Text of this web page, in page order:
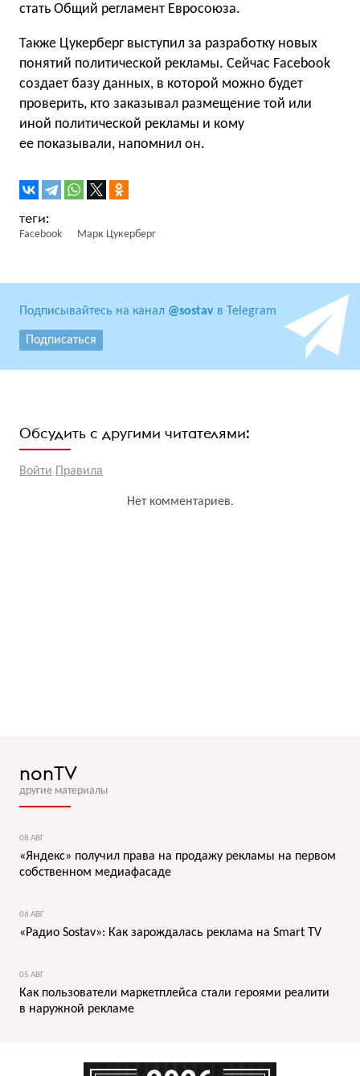
стать Общий регламент Евросоюза.
Также Цукерберг выступил за разработку новых
понятий политической рекламы. Сейчас Facebook
создает базу данных, в которой можно будет
проверить, кто заказывал размещение той или
иной политической рекламы и кому
ее показывали, напомнил он.
Facebook Марк Цукерберг
Подписывайтесь на канал @sostav в Telegram
Подписаться
Обсудить с другими читателями:
Войти Правила
Нет комментариев.
nonTV
другие материалы
08 АВГ
«Яндекс» получил права на продажу рекламы на первом
собственном медиафасаде
06 АВГ
«Радио Sostav»: Как зарождалась реклама на Smart TV
05 АВГ
Как пользователи маркетплейса стали героями реалити
в наружной рекламе